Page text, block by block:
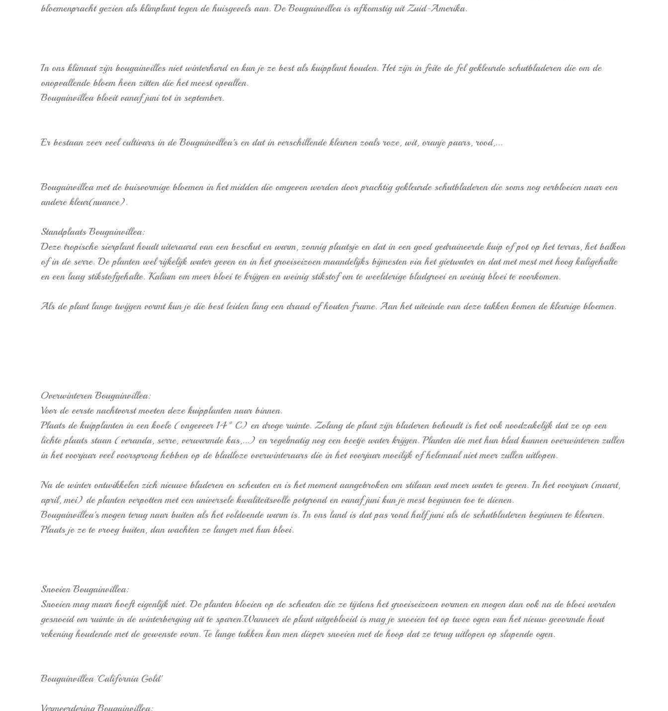
bloemenpracht gezien als klimplant tegen de huisgevels aan. De Bougainvillea is afkomstig uit Zuid-Amerika.
In ons klimaat zijn bougainvilles niet winterhard en kun je ze best als kuipplant houden. Het zijn in feite de fel gekleurde schutbladeren die om de
onopvallende bloem heen zitten die het meest opvallen.
Bougainvillea bloeit vanaf juni tot in september.
Er bestaan zeer veel cultivars in de Bougainvillea's en dat in verschillende kleuren zoals roze, wit, oranje paars, rood,...
Bougainvillea met de buisvormige bloemen in het midden die omgeven worden door prachtig gekleurde schutbladeren die soms nog verbloeien naar een
andere kleur(nuance).
Standplaats Bougainvillea:
Deze tropische sierplant houdt uiteraard van een beschut en warm, zonnig plaatsje en dat in een goed gedraineerde kuip of pot op het terras, het balkon
of in de serre. De planten wel rijkelijk water geven en in het groeiseizoen maandelijks bijmesten via het gietwater en dat met mest met hoog kaligehalte
en een laag stikstofgehalte. Kalium om meer bloei te krijgen en weinig stikstof om te weelderige bladgroei en weinig bloei te voorkomen.
Als de plant lange twijgen vormt kun je die best leiden lang een draad of houten frame. Aan het uiteinde van deze takken komen de kleurige bloemen.
Overwinteren Bougainvillea:
Voor de eerste nachtvorst moeten deze kuipplanten naar binnen.
Plaats de kuipplanten in een koele (ongeveer 14°C) en droge ruimte. Zolang de plant zijn bladeren behoudt is het ook noodzakelijk dat ze op een
lichte plaats staan (veranda, serre, verwarmde kas,...) en regelmatig nog een beetje water krijgen. Planten die met hun blad kunnen overwinteren zullen
in het voorjaar veel voorsprong hebben op de bladloze overwinteraars die in het voorjaar moeilijk of helemaal niet meer zullen uitlopen.
Na de winter ontwikkelen zich nieuwe bladeren en scheuten en is het moment aangebroken om stilaan wat meer water te geven. In het voorjaar (maart,
april, mei) de planten verpotten met een universele kwaliteitsvolle potgrond en vanaf juni kun je mest beginnen toe te dienen.
Bougainvillea's mogen terug naar buiten als het voldoende warm is. In ons land is dat pas rond half juni als de schutbladeren beginnen te kleuren.
Plaats je ze te vroeg buiten, dan wachten ze langer met hun bloei.
Snoeien Bougainvillea:
Snoeien mag maar hoeft eigenlijk niet. De planten bloeien op de scheuten die ze tijdens het groeiseizoen vormen en mogen dan ook na de bloei worden
gesnoeid om ruimte in de winterberging uit te sparen.Wanneer de plant uitgebloeid is mag je snoeien tot op twee ogen van het nieuw gevormde hout
rekening houdende met de gewenste vorm. Te lange takken kan men dieper snoeien met de hoop dat ze terug uitlopen op slapende ogen.
Bougainvillea 'California Gold'
Vermeerdering Bougainvillea: